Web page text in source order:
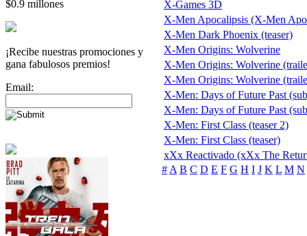
$0.9 millones
¡Recibe nuestras promociones y
gana fabulosos premios!
Email:
X-Games 3D
X-Men Apocalipsis (X-Men
X-Men Dark Phoenix (teaser)
X-Men Origins: Wolverine
X-Men Origins: Wolverine
X-Men Origins: Wolverine
X-Men: Days of Future Past
X-Men: Days of Future Past
X-Men: First Class (teaser 2)
X-Men: First Class (teaser)
xXx Reactivado (xXx The
# A B C D E F G H I J K L M N